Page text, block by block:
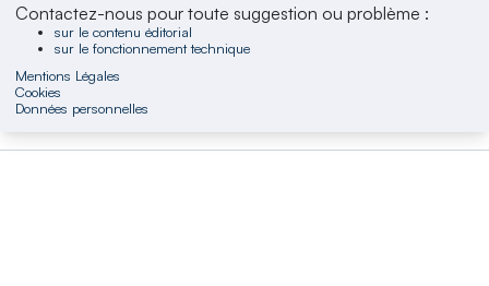
Contactez-nous pour toute suggestion ou problème :
sur le contenu éditorial
sur le fonctionnement technique
Mentions Légales
Cookies
Données personnelles